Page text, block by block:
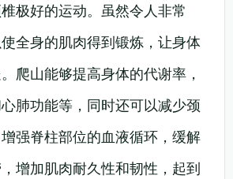
极好的运动。虽然令人非常
全身的肌肉得到锻炼，让身体
爬山能够提高身体的代谢率，
肺功能等，同时还可以减少颈
强脊柱部位的血液循环，缓解
增加肌肉耐久性和韧性，起到